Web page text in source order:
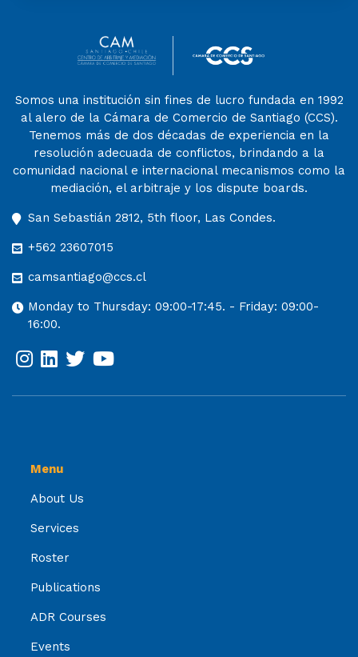
Somos una institución sin fines de lucro fundada en 1992
al alero de la Cámara de Comercio de Santiago (CCS).
Tenemos más de dos décadas de experiencia en la
resolución adecuada de conflictos, brindando a la
comunidad nacional e internacional mecanismos como la
mediación, el arbitraje y los dispute boards.
San Sebastián 2812, 5th floor, Las Condes.
+562 23607015
camsantiago@ccs.cl
Monday to Thursday: 09:00-17:45. - Friday: 09:00-
16:00.
Menu
About Us
Services
Roster
Publications
ADR Courses
Events